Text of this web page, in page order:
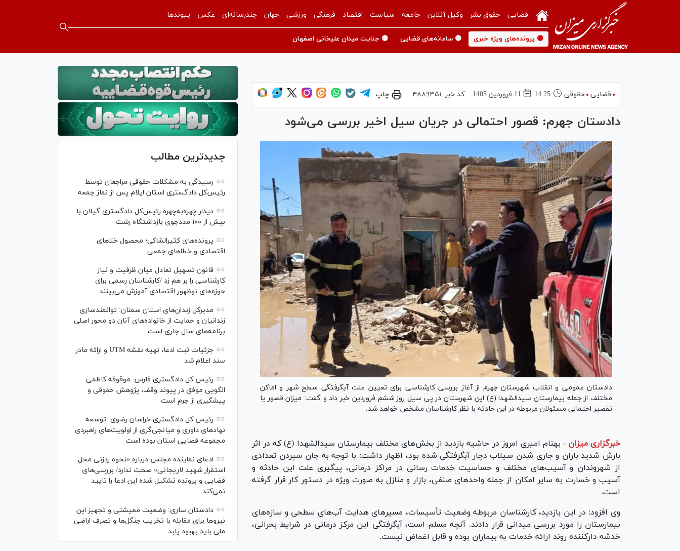
قضایی حقوق بشر وکیل آنلاین جامعه سیاست اقتصاد فرهنگی ورزشی جهان چندرسانه‌ای عکس پیوندها
🟡 پرونده‌های ویژه خبری 🟡 سامانه‌های قضایی 🟡 جنایت میدان علیخانی اصفهان
قضایی حقوقی 14:25 11 فروردين 1405 کد خبر: ۴۸۸۹۳۵۱ چاپ
دادستان جهرم: قصور احتمالی در جریان سیل اخیر بررسی می‌شود
دادستان عمومی و انقلاب شهرستان جهرم از آغاز بررسی کارشناسی برای تعیین علت آبگرفتگی سطح شهر و اماکن
مختلف از جمله بیمارستان سیدالشهدا (ع) این شهرستان در پی سیل روز ششم فروردین خبر داد و گفت: میزان قصور یا
تقصیر احتمالی مسئولان مربوطه در این حادثه با نظر کارشناسان مشخص خواهد شد.
خبرگزاری میزان - بهنام امیری امروز در حاشیه بازدید از بخش‌های مختلف بیمارستان سیدالشهدا (ع) که در اثر
بارش شدید باران و جاری شدن سیلاب دچار آبگرفتگی شده بود، اظهار داشت: با توجه به جان سپردن تعدادی
از شهروندان و آسیب‌های مختلف و حساسیت خدمات رسانی در مراکز درمانی، پیگیری علت این حادثه و
آسیب و خسارت به سایر امکان از جمله واحد‌های صنفی، بازار و منازل به صورت ویژه در دستور کار قرار گرفته
است.
وی افزود: در این بازدید، کارشناسان مربوطه وضعیت تأسیسات، مسیر‌های هدایت آب‌های سطحی و سازه‌های
بیمارستان را مورد بررسی میدانی قرار دادند. آنچه مسلم است، آبگرفتگی این مرکز درمانی در شرایط بحرانی،
خدشه دارکننده روند ارائه خدمات به بیماران بوده و قابل اغماض نیست.
جدیدترین مطالب
رسیدگی به مشکلات حقوقی مراجعان توسط
رئیس‌کل دادگستری استان ایلام پس از نماز جمعه
دیدار چهره‌به‌چهره رئیس‌کل دادگستری گیلان با
بیش از ۱۰۰ مددجوی بازداشتگاه رشت
پرونده‌های کثیرالشاکی؛ محصول خلا‌های
اقتصادی و خطا‌های جمعی
قانون تسهیل تعادل میان ظرفیت و نیاز
کارشناسی را بر هم زد /کارشناسان رسمی برای
حوزه‌های نوظهور اقتصادی آموزش می‌بینند
مدیرکل زندان‌های استان سمنان: توانمندسازی
زندانیان و حمایت از خانواده‌های آنان دو محور اصلی
برنامه‌های سال جاری است
جزئیات ثبت ادعا، تهیه نقشه UTM و ارائه مادر
سند اعلام شد
رئیس کل دادگستری فارس: موقوفه کاظمی
الگویی موفق در پیوند وقف، پژوهش حقوقی و
پیشگیری از جرم است
رئیس کل دادگستری خراسان رضوی: توسعه
نهاد‌های داوری و میانجی‌گری از اولویت‌های راهبردی
مجموعه قضایی استان بوده است
ادعای نماینده مجلس درباره «نحوه ردزنی محل
استقرار شهید لاریجانی» صحت ندارد/ بررسی‌های
قضایی و پرونده تشکیل شده این ادعا را تایید
نمی‌کند
دادستان ساری: وضعیت معیشتی و تجهیز این
نیرو‌ها برای مقابله با تخریب جنگل‌ها و تصرف اراضی
ملی باید بهبود یابد